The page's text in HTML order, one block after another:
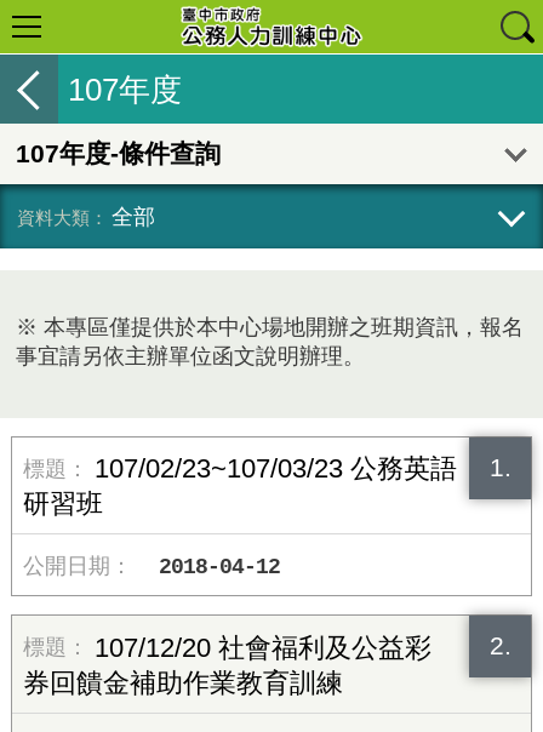
107年度
107年度-條件查詢
全部
※ 本專區僅提供於本中心場地開辦之班期資訊，報名
事宜請另依主辦單位函文說明辦理。
1.
107/02/23~107/03/23 公務英語
研習班
2018-04-12
2.
107/12/20 社會福利及公益彩
券回饋金補助作業教育訓練